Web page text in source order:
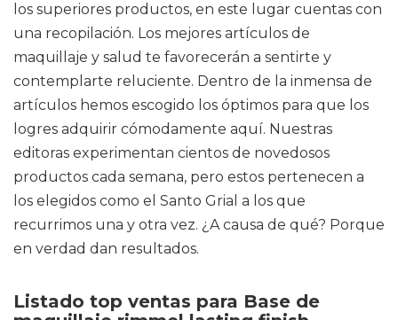
los superiores productos, en este lugar cuentas con
una recopilación. Los mejores artículos de
maquillaje y salud te favorecerán a sentirte y
contemplarte reluciente. Dentro de la inmensa de
artículos hemos escogido los óptimos para que los
logres adquirir cómodamente aquí. Nuestras
editoras experimentan cientos de novedosos
productos cada semana, pero estos pertenecen a
los elegidos como el Santo Grial a los que
recurrimos una y otra vez. ¿A causa de qué? Porque
en verdad dan resultados.
Listado top ventas para Base de